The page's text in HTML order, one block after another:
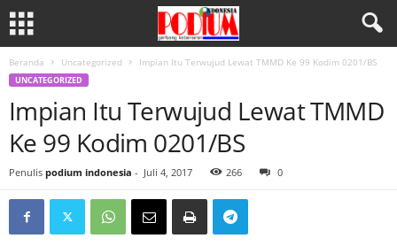
Beranda Uncategorized Impian Itu Terwujud Lewat TMMD Ke 99 Kodim 0201/BS
UNCATEGORIZED
Impian Itu Terwujud Lewat TMMD
Ke 99 Kodim 0201/BS
Penulis podium indonesia - Juli 4, 2017 266 0